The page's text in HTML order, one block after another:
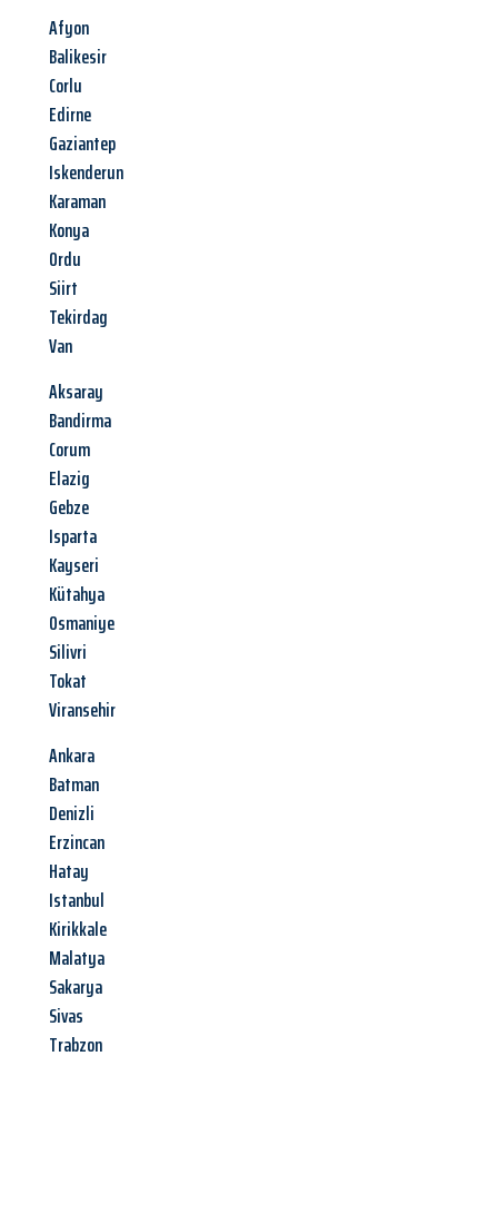
Afyon
Balikesir
Corlu
Edirne
Gaziantep
Iskenderun
Karaman
Konya
Ordu
Siirt
Tekirdag
Van
Aksaray
Bandirma
Corum
Elazig
Gebze
Isparta
Kayseri
Kütahya
Osmaniye
Silivri
Tokat
Viransehir
Ankara
Batman
Denizli
Erzincan
Hatay
Istanbul
Kirikkale
Malatya
Sakarya
Sivas
Trabzon